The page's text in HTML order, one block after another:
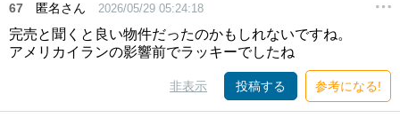
67 匿名さん 2026/05/29 05:24:18
完売と聞くと良い物件だったのかもしれないですね。
アメリカイランの影響前でラッキーでしたね
非表示 投稿する 参考になる!